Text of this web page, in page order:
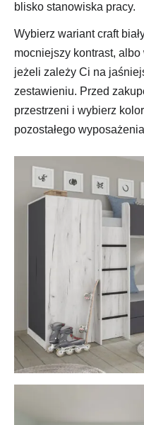
blisko stanowiska pracy.
Wybierz wariant craft
mocniejszy kontrast, albo
jeżeli zależy Ci na
zestawieniu. Przed
przestrzeni i wybierz
pozostałego